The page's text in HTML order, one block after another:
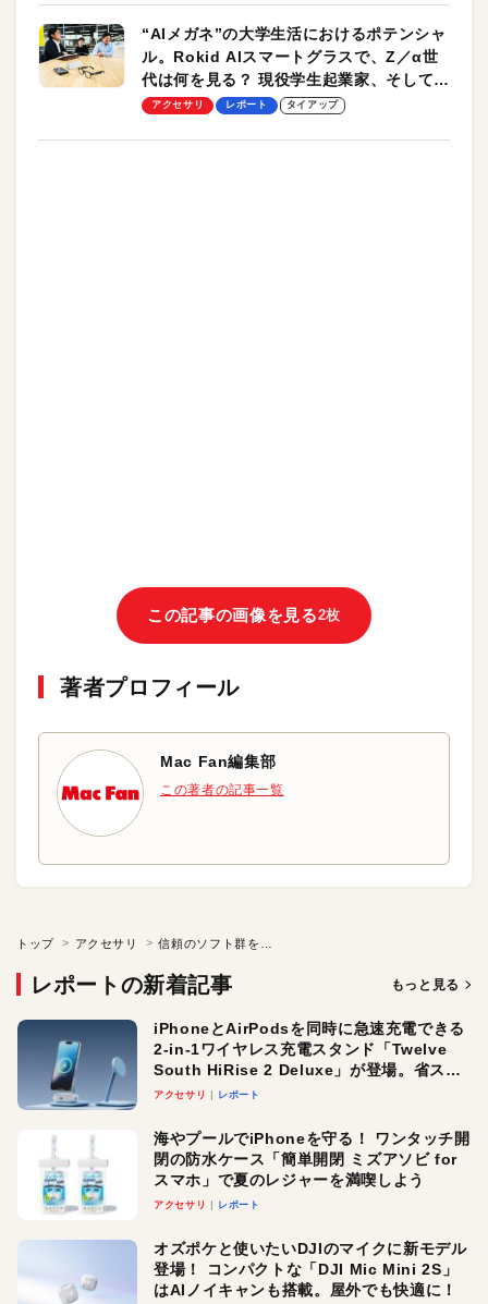
“AIメガネ”の大学生活におけるポテンシャ
ル。Rokid AIスマートグラスで、Z／α世
代は何を見る？ 現役学生起業家、そして教
授による体験会レポート【PR】
アクセサリ レポート タイアップ
この記事の画像を見る2枚
著者プロフィール
Mac Fan編集部
この著者の記事一覧
トップ アクセサリ
レポートの新着記事 もっと見る
iPhoneとAirPodsを同時に急速充電できる
2-in-1ワイヤレス充電スタンド「Twelve
South HiRise 2 Deluxe」が登場。省スペ
ースでおしゃれに充電したい人にオスス
アクセサリ レポート
海やプールでiPhoneを守る！ ワンタッチ開
閉の防水ケース「簡単開閉 ミズアソビ for
スマホ」で夏のレジャーを満喫しよう
アクセサリ レポート
オズポケと使いたいDJIのマイクに新モデル
登場！ コンパクトな「DJI Mic Mini 2S」
はAIノイキャンも搭載。屋外でも快適に！